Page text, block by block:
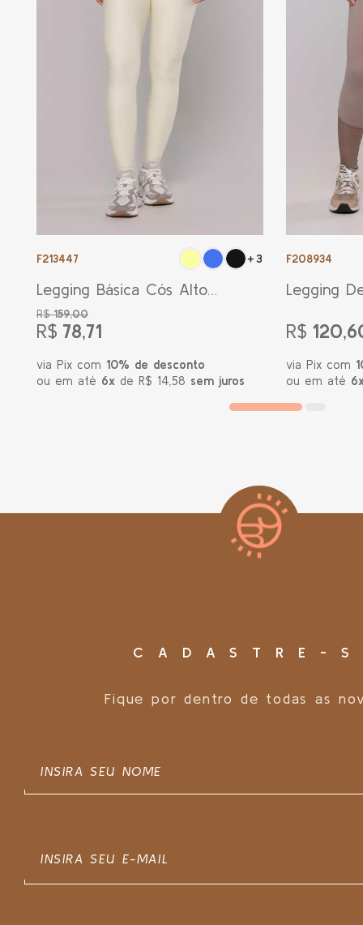
F213447 +3
Legging Básica Cós Alto
Glow Creme
R$159,00
R$ 78,71
via Pix com 10% de desconto
ou em até 6x de R$ 14,58 sem juros
F208934
Legging
R$
via Pix com
ou em até
CADASTRE-
Fique por dentro de todas as